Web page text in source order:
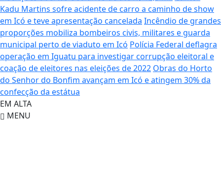
Kadu Martins sofre acidente de carro a caminho de show
em Icó e teve apresentação cancelada Incêndio de grandes
proporções mobiliza bombeiros civis, militares e guarda
municipal perto de viaduto em Icó Polícia Federal deflagra
operação em Iguatu para investigar corrupção eleitoral e
coação de eleitores nas eleições de 2022 Obras do Horto
do Senhor do Bonfim avançam em Icó e atingem 30% da
confecção da estátua
EM ALTA
MENU